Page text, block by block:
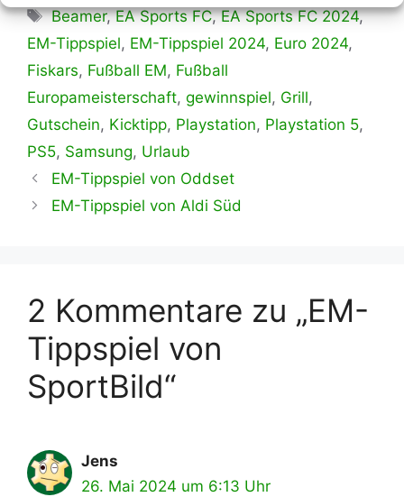
Schlagwörter
Beamer,EA Sports FC,EA Sports FC 2024,
EM-Tippspiel, EM-Tippspiel 2024, Euro 2024,
Fiskars, Fußball EM, Fußball
Europameisterschaft, gewinnspiel, Grill,
Gutschein, Kicktipp, Playstation, Playstation 5,
PS5, Samsung, Urlaub
EM-Tippspiel von Oddset
EM-Tippspiel von Aldi Süd
2 Kommentare zu „EM-
Tippspiel von
SportBild“
Jens
26. Mai 2024 um 6:13 Uhr